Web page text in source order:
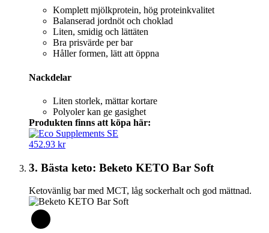
Komplett mjölkprotein, hög proteinkvalitet
Balanserad jordnöt och choklad
Liten, smidig och lättäten
Bra prisvärde per bar
Håller formen, lätt att öppna
Nackdelar
Liten storlek, mättar kortare
Polyoler kan ge gasighet
Produkten finns att köpa här:
452.93 kr
3. Bästa keto: Beketo KETO Bar Soft
Ketovänlig bar med MCT, låg sockerhalt och god mättnad.